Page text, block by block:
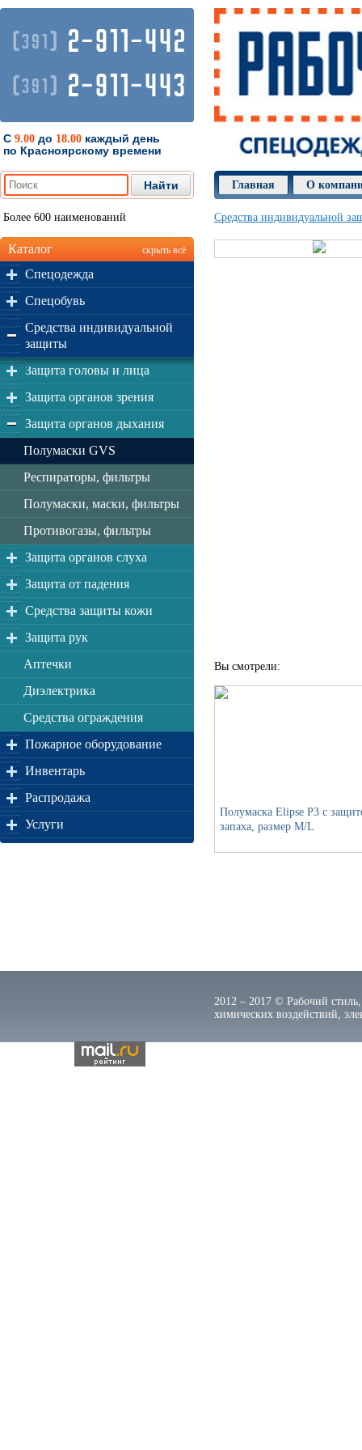
(391) 2-911-442
(391) 2-911-443
С 9.00 до 18.00 каждый день
по Красноярскому времени
Главная О
Более 600 наименований
Каталог скрыть всё
Спецодежда
Спецобувь
Средства индивидуальной
защиты
Защита головы и лица
Защита органов зрения
Защита органов дыхания
Полумаски GVS
Респираторы, фильтры
Полумаски, маски, фильтры
Противогазы, фильтры
Защита органов слуха
Защита от падения
Средства защиты кожи
Защита рук
Аптечки
Диэлектрика
Средства ограждения
Пожарное оборудование
Инвентарь
Распродажа
Услуги
Средства индивидуальной
Вы смотрели:
Полумаска Elipse P3 с
запаха, размер M/L
2012 – 2017 © Рабочий
химических воздействий,